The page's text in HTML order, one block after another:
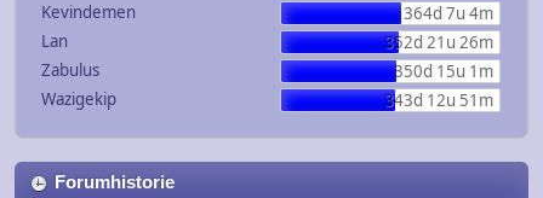
Kevindemen
364d 7u 4m
Lan
352d 21u 26m
Zabulus
350d 15u 1m
Wazigekip
343d 12u 51m
Forumhistorie